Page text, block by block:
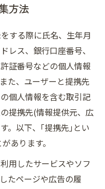
方法
する際に氏名、生年月
レス、銀行口座番号、
証番号などの個人情報
た、ユーザーと提携先
個人情報を含む取引記
提携先(情報提供元、広
。以下、｢提携先｣とい
あります。
用したサービスやソフ
たページや広告の履